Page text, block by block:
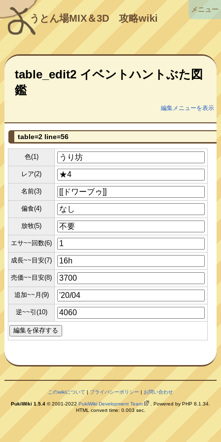
うとん場MIX＆3D攻略wiki
table_edit2 イベントハントぶた図
鑑
編集メニューを表示
table=2 line=56
色(1)
レア(2)
名前(3)
偏食(4)
放牧(5)
エサ~~回数(6)
成長~~目安(7)
売価~~目安(8)
追加~~月(9)
逆~~引(10)
このwikiについて |プライバシーポリシー | お問い合わせ
PukiWiki 1.5.4 © 2001-2022PukiWiki Development Team
. Powered by PHP 8.1.34.
HTML convert time: 0.003 sec.
メニュー